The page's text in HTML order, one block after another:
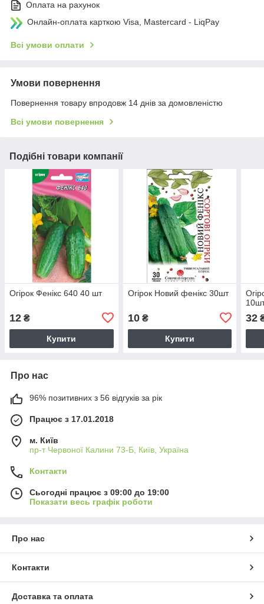
Оплата на рахунок
Онлайн-оплата карткою Visa, Mastercard - LiqPay
Всі умови оплати
Умови повернення
Повернення товару впродовж 14 днів за домовленістю
Всі умови повернення
Подібні товари компанії
Огірок Фенікс 640 40 шт
12 ₴
Купити
Огірок Новий фенікс 30шт
10₴
Купити
32
Про нас
96% позитивних з 56 відгуків за рік
Працює з 17.01.2018
м. Київ
пр-т Червоної Калини 73-Б, Київ, Україна
Контакти
Сьогодні працює з 09:00 до 19:00
Показати весь графік роботи
Про нас
Контакти
Доставка та оплата